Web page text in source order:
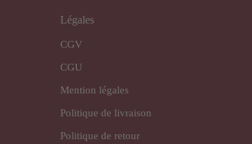
Légales
CGV
CGU
Mention légales
Politique de livraison
Politique de retour